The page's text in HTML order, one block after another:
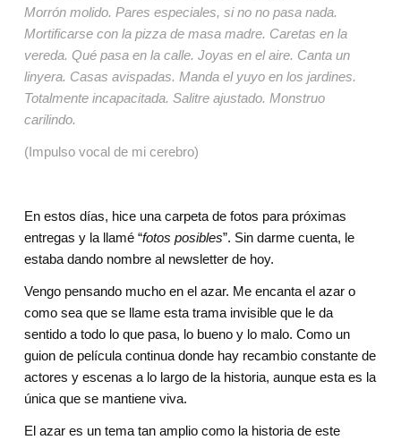
Morrón molido. Pares especiales, si no no pasa nada.
Mortificarse con la pizza de masa madre. Caretas en la
vereda. Qué pasa en la calle. Joyas en el aire. Canta un
linyera. Casas avispadas. Manda el yuyo en los jardines.
Totalmente incapacitada. Salitre ajustado. Monstruo
carilindo.
(Impulso vocal de mi cerebro)
En estos días, hice una carpeta de fotos para próximas
entregas y la llamé “fotos posibles”. Sin darme cuenta, le
estaba dando nombre al newsletter de hoy.
Vengo pensando mucho en el azar. Me encanta el azar o
como sea que se llame esta trama invisible que le da
sentido a todo lo que pasa, lo bueno y lo malo. Como un
guion de película continua donde hay recambio constante de
actores y escenas a lo largo de la historia, aunque esta es la
única que se mantiene viva.
El azar es un tema tan amplio como la historia de este